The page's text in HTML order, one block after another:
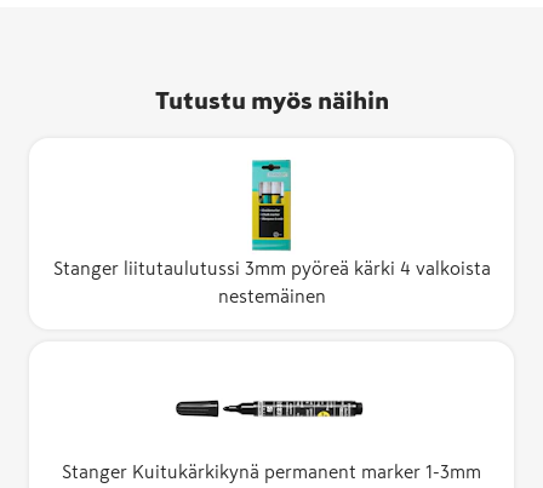
Tutustu myös näihin
Stanger liitutaulutussi 3mm pyöreä kärki 4 valkoista
nestemäinen
Stanger Kuitukärkikynä permanent marker 1-3mm